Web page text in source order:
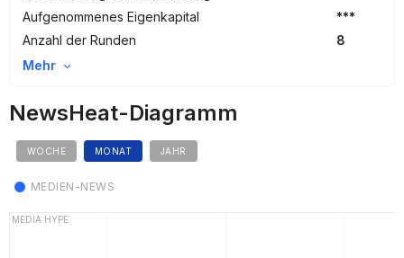
Aufgenommenes Eigenkapital
***
Anzahl der Runden
8
Mehr
NewsHeat-Diagramm
WOCHE MONAT JAHR
MEDIEN-NEWS